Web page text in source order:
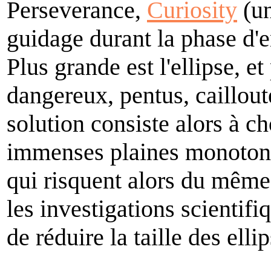
Perseverance, Curiosity
guidage durant la phase
Plus grande est l'ellipse,
dangereux, pentus,
solution consiste alors à
immenses plaines
qui risquent alors du
les investigations
de réduire la taille des